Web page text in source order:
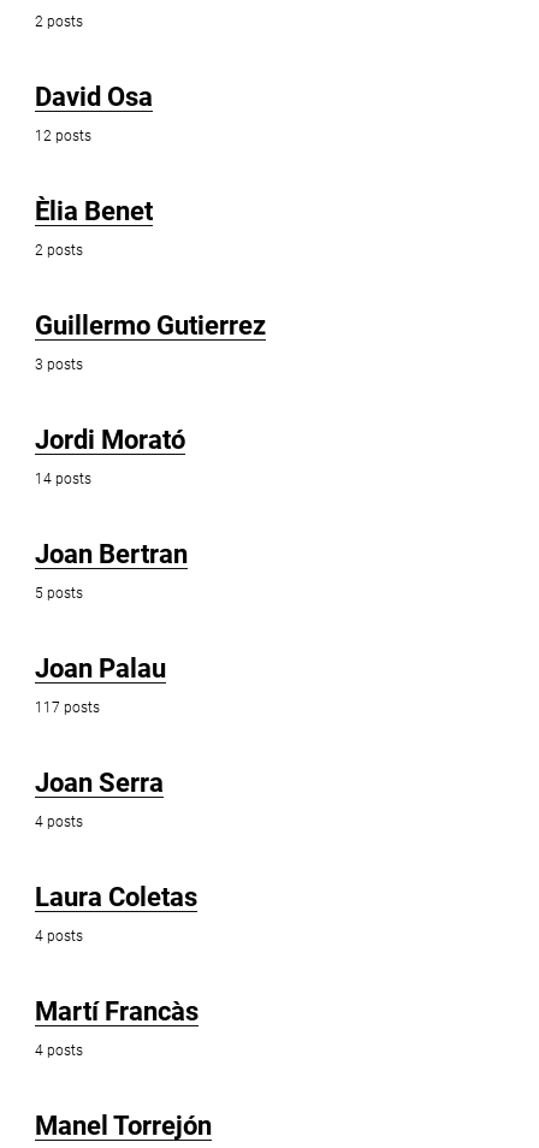
2 posts
David Osa
12 posts
Èlia Benet
2 posts
Guillermo Gutierrez
3 posts
Jordi Morató
14 posts
Joan Bertran
5 posts
Joan Palau
117 posts
Joan Serra
4 posts
Laura Coletas
4 posts
Martí Francàs
4 posts
Manel Torrejón